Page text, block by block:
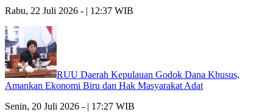
Rabu, 22 Juli 2026 - | 12:37 WIB
RUU Daerah Kepulauan Godok Dana Khusus,
Amankan Ekonomi Biru dan Hak Masyarakat Adat
Senin, 20 Juli 2026 - | 17:27 WIB